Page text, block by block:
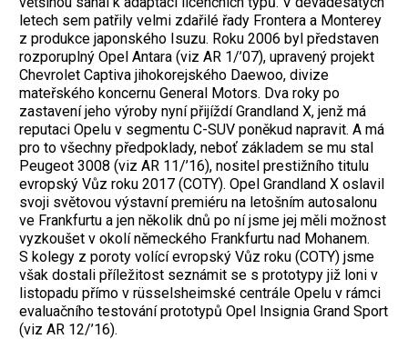
letech sem patřily velmi zdařilé řady Frontera a Monterey
z produkce japonského Isuzu. Roku 2006 byl představen
rozporuplný Opel Antara (viz AR 1/’07), upravený projekt
Chevrolet Captiva jihokorejského Daewoo, divize
mateřského koncernu General Motors. Dva roky po
zastavení jeho výroby nyní přijíždí Grandland X, jenž má
reputaci Opelu v segmentu C-SUV poněkud napravit. A má
pro to všechny předpoklady, neboť základem se mu stal
Peugeot 3008 (viz AR 11/’16), nositel prestižního titulu
evropský Vůz roku 2017 (COTY). Opel Grandland X oslavil
svoji světovou výstavní premiéru na letošním autosalonu
ve Frankfurtu a jen několik dnů po ní jsme jej měli možnost
vyzkoušet v okolí německého Frankfurtu nad Mohanem.
S kolegy z poroty volící evropský Vůz roku (COTY) jsme
však dostali příležitost seznámit se s prototypy již loni v
listopadu přímo v rüsselsheimské centrále Opelu v rámci
evaluačního testování prototypů Opel Insignia Grand Sport
(viz AR 12/’16).